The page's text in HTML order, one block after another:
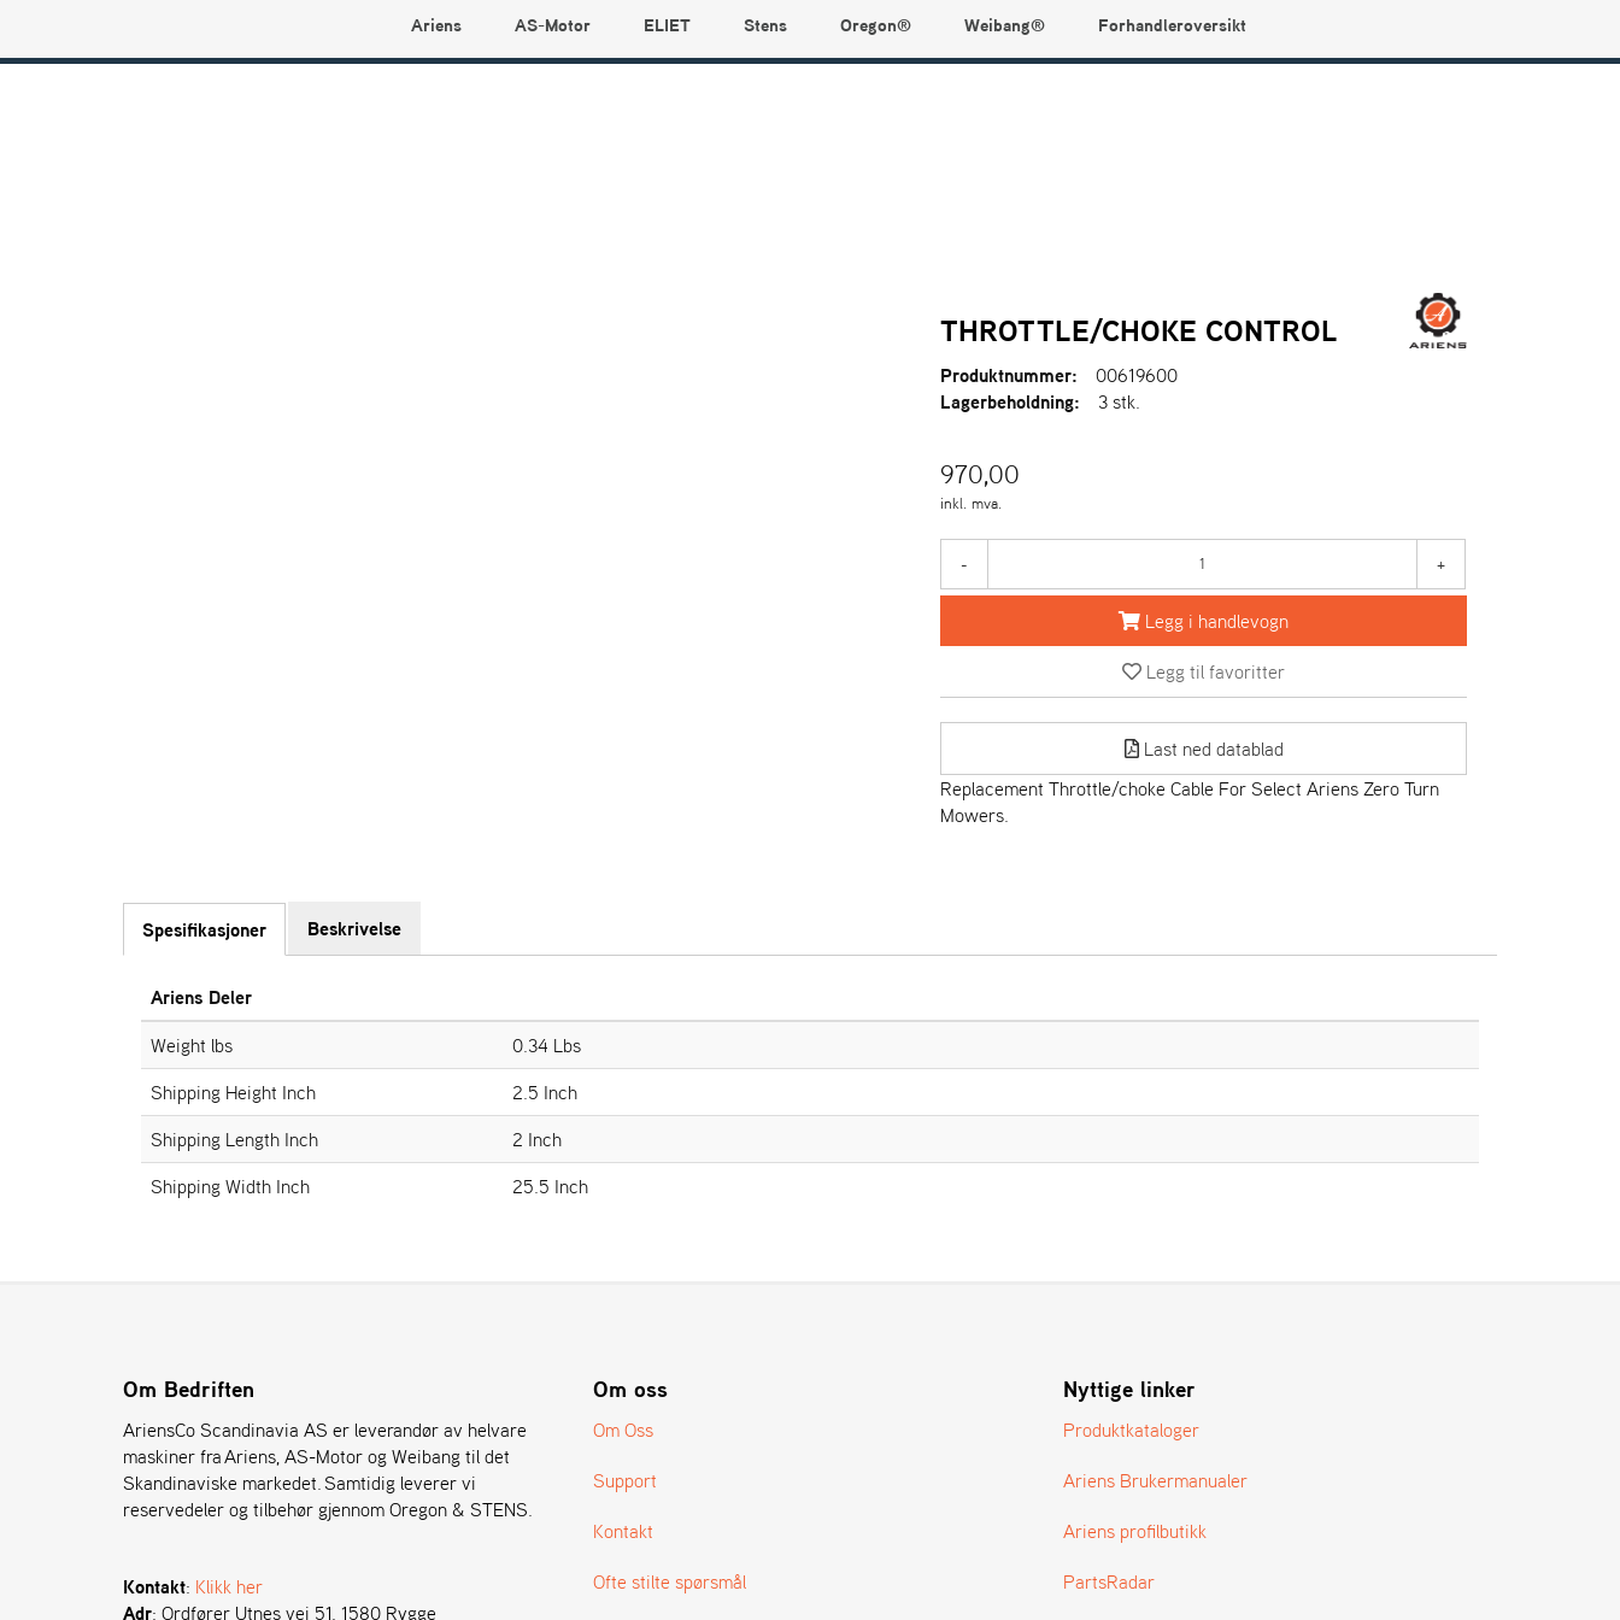
Min side
Ariens AS-Motor ELIET Stens Oregon® Weibang® Forhandleroversikt
THROTTLE/CHOKE CONTROL
Produktnummer:
00619600
Lagerbeholdning:
3 stk.
970,00
inkl. mva.
- +
Legg i handlevogn
Legg til favoritter
Last ned datablad
Replacement Throttle/choke Cable For Select Ariens Zero Turn
Mowers.
Spesifikasjoner Beskrivelse
Ariens Deler
Weight lbs
0.34 Lbs
Shipping Height Inch
2.5 Inch
Shipping Length Inch
2 Inch
Shipping Width Inch
25.5 Inch
Om Bedriften
AriensCo Scandinavia AS er leverandør av helvare
maskiner fra Ariens, AS-Motor og Weibang til det
Skandinaviske markedet. Samtidig leverer vi
reservedeler og tilbehør gjennom Oregon & STENS.
Kontakt: Klikk her
Adr: Ordfører Utnes vei 51. 1580 Rygge
Om oss
Om Oss
Support
Kontakt
Ofte stilte spørsmål
Nyttige linker
Produktkataloger
Ariens Brukermanualer
Ariens profilbutikk
PartsRadar